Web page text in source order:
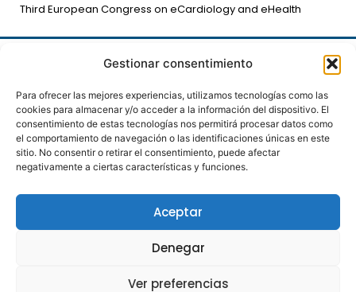
Gestionar consentimiento
Para ofrecer las mejores experiencias, utilizamos tecnologías como las
cookies para almacenar y/o acceder a la información del dispositivo. El
consentimiento de estas tecnologías nos permitirá procesar datos como
el comportamiento de navegación o las identificaciones únicas en este
sitio. No consentir o retirar el consentimiento, puede afectar
negativamente a ciertas características y funciones.
Aceptar
Denegar
Ver preferencias
Third European Congress on eCardiology and eHealth
Proyecto de intervención preventiva a largo plazo
el paciente quirúrgico.